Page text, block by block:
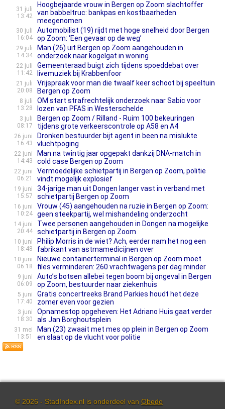
31 juli
13:42
Hoogbejaarde vrouw in Bergen op Zoom slachtoffer
van babbeltruc: bankpas en kostbaarheden
meegenomen
30 juli
16:04
Automobilist (19) rijdt met hoge snelheid door Bergen
op Zoom: ‘Een gevaar op de weg’
29 juli
14:34
Man (26) uit Bergen op Zoom aangehouden in
onderzoek naar kogelgat in woning
22 juli
11:42
Gemeenteraad buigt zich tijdens spoeddebat over
livemuziek bij Krabbenfoor
21 juli
20:08
Vrijspraak voor man die twaalf keer schoot bij speeltuin
Bergen op Zoom
8 juli
13:28
OM start strafrechtelijk onderzoek naar Sabic voor
lozen van PFAS in Westerschelde
3 juli
08:17
Bergen op Zoom / Rilland - Ruim 100 bekeuringen
tijdens grote verkeerscontrole op A58 en A4
26 juni
16:43
Dronken bestuurder bijt agent in been na mislukte
vluchtpoging
22 juni
14:43
Man na twintig jaar opgepakt dankzij DNA-match in
cold case Bergen op Zoom
22 juni
06:21
Vermoedelijke schietpartij in Bergen op Zoom, politie
vindt mogelijk explosief
19 juni
15:57
34-jarige man uit Dongen langer vast in verband met
schietpartij Bergen op Zoom
16 juni
10:24
Vrouw (45) aangehouden na ruzie in Bergen op Zoom:
geen steekpartij, wel mishandeling onderzocht
14 juni
20:44
Twee personen aangehouden in Dongen na mogelijke
schietpartij in Bergen op Zoom
10 juni
18:48
Philip Morris in de wiet? Ach, eerder nam het nog een
fabrikant van astmamedicijnen over
10 juni
06:18
Nieuwe containerterminal in Bergen op Zoom moet
files verminderen: 260 vrachtwagens per dag minder
9 juni
06:09
Auto’s botsen allebei tegen boom bij ongeval in Bergen
op Zoom, bestuurder naar ziekenhuis
5 juni
17:40
Gratis concertreeks Brand Parkies houdt het deze
zomer even voor gezien
3 juni
18:30
Opnamestop opgeheven: Het Adriano Huis gaat verder
als Jan Borghoutsplein
31 mei
13:51
Man (23) zwaait met mes op plein in Bergen op Zoom
en slaat op de vlucht voor politie
© 2026 - StadIndex.nl is onderdeel van Obedo